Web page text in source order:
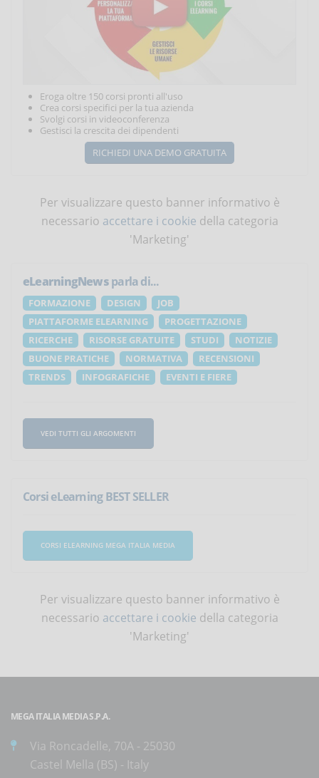
Eroga oltre 150 corsi pronti all'uso
Crea corsi specifici per la tua azienda
Svolgi corsi in videoconferenza
Gestisci la crescita dei dipendenti
RICHIEDI UNA DEMO GRATUITA
Per visualizzare questo banner informativo è
necessario accettare i cookie della categoria
'Marketing'
eLearningNewsparla di...
FORMAZIONE DESIGN
JOB
PIATTAFORME ELEARNING
PROGETTAZIONE
RICERCHE
RISORSE GRATUITE STUDI
NOTIZIE
BUONE PRATICHE
NORMATIVA
RECENSIONI
TRENDS
INFOGRAFICHE EVENTI E FIERE
VEDI TUTTI GLI ARGOMENTI
Corsi eLearning BEST SELLER
CORSI ELEARNING MEGA ITALIA MEDIA
Per visualizzare questo banner informativo è
necessario accettare i cookie della categoria
'Marketing'
MEGA ITALIA MEDIA S.P.A.
Via Roncadelle, 70A - 25030
Castel Mella (BS) - Italy